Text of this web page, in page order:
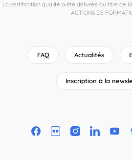
La certification qualité a été délivrée au titre de
ACTIONS DE
FAQ Actualités
Inscription à la